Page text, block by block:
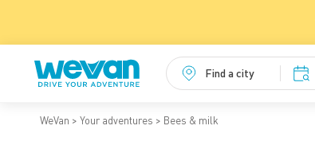
Find a city
WeVan Your adventures Bees & milk